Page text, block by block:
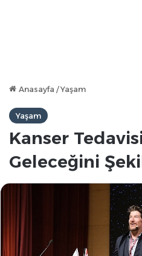
Anasayfa /Yaşam
Yaşam
Kanser
Geleceğini